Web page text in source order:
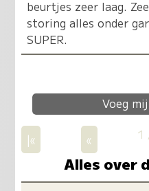
beurtjes zeer laag.
storing alles onder
SUPER.
Voeg
|« « 1
Alles over